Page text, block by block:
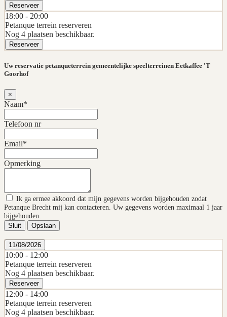
Reserveer
18:00 - 20:00
Petanque terrein reserveren
Nog 4 plaatsen beschikbaar.
Reserveer
Uw reservatie petanqueterrein gemeentelijke speelterreinen Eetkaffee 'T
Goorhof
×
Naam*
Telefoon nr
Email*
Opmerking
Ik ga ermee akkoord dat mijn gegevens worden bijgehouden zodat
Petanque Brecht mij kan contacteren. Uw gegevens worden maximaal 1 jaar
bijgehouden.
Sluit Opslaan
11/08/2026
10:00 - 12:00
Petanque terrein reserveren
Nog 4 plaatsen beschikbaar.
Reserveer
12:00 - 14:00
Petanque terrein reserveren
Nog 4 plaatsen beschikbaar.